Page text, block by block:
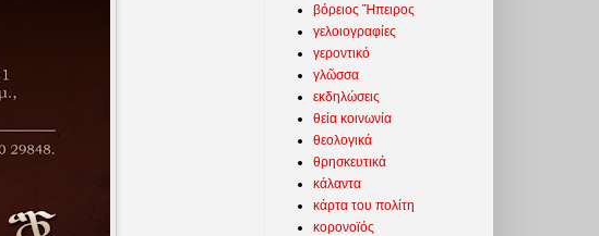
βόρειος Ἤπειρος
γελοιογραφίες
γεροντικό
γλῶσσα
εκδηλώσεις
θεία κοινωνία
θεολογικά
θρησκευτικά
κάλαντα
κάρτα του πολίτη
κορονοϊός